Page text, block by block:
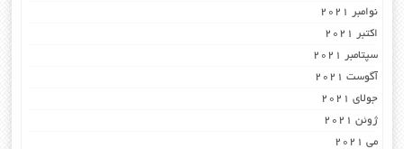
نوامبر 2021
اکتبر 2021
سپتامبر 2021
آگوست 2021
جولای 2021
ژوئن 2021
می 2021